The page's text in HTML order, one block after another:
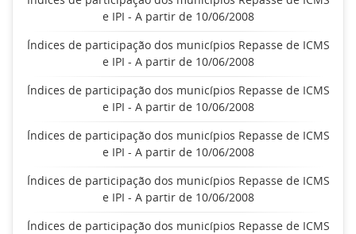
e IPI - A partir de 10/06/2008
Índices de participação dos municípios Repasse de ICMS
e IPI - A partir de 10/06/2008
Índices de participação dos municípios Repasse de ICMS
e IPI - A partir de 10/06/2008
Índices de participação dos municípios Repasse de ICMS
e IPI - A partir de 10/06/2008
Índices de participação dos municípios Repasse de ICMS
e IPI - A partir de 10/06/2008
Índices de participação dos municípios Repasse de ICMS